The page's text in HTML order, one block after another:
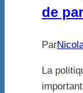
de
Par
La